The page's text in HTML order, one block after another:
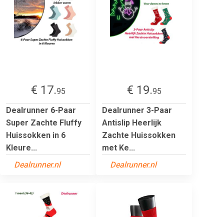
€ 17.95
Dealrunner 6-Paar
Super Zachte Fluffy
Huissokken in 6
Kleure...
Dealrunner.nl
€ 19.95
Dealrunner 3-Paar
Antislip Heerlijk
Zachte Huissokken
met Ke...
Dealrunner.nl